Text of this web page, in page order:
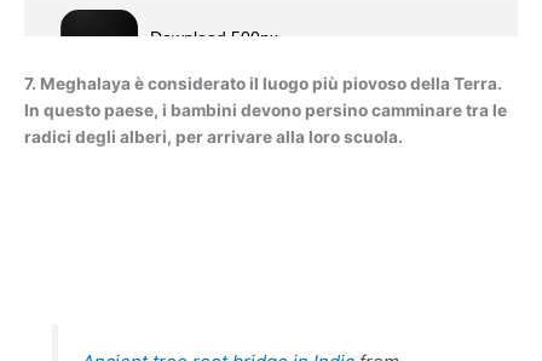
7. Meghalaya è considerato il luogo più piovoso della Terra.
In questo paese, i bambini devono persino camminare tra le
radici degli alberi, per arrivare alla loro scuola.